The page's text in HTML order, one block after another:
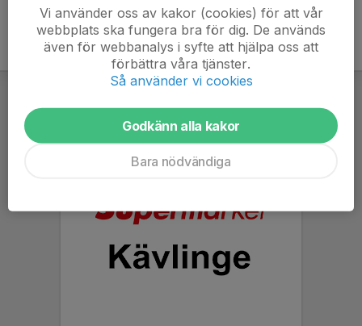
Vi använder oss av kakor (cookies) för att vår
webbplats ska fungera bra för dig. De används
även för webbanalys i syfte att hjälpa oss att
förbättra våra tjänster.
Så använder vi cookies
Godkänn alla kakor
Bara nödvändiga